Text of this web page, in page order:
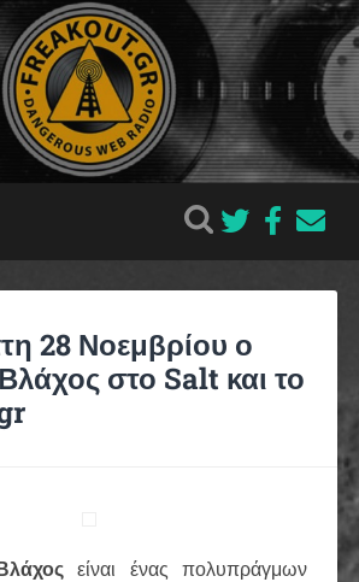
28 Νοεμβρίου ο
στο Salt και το
είναι ένας πολυπράγμων